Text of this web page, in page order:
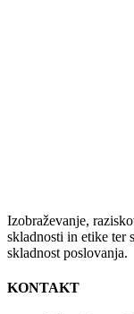
Izobraževanje,
skladnosti in etike ter
skladnost poslovanja.
KONTAKT